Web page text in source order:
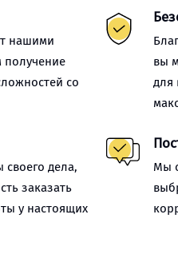
нашими
получение
со
вы
для
дела,
заказать
у настоящих
Мы